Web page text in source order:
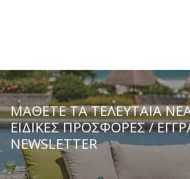
MSA-20-90-688
Μήνυμα
ΜΆΘΕΤΕ ΤΑ ΤΕΛΕΥΤΑΊΑ
ΕΙΔΙΚΈΣ ΠΡΟΣΦΟΡΈΣ /
NEWSLETTER